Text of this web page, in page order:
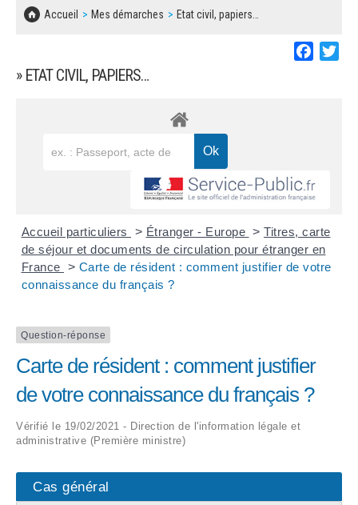
Accueil Mes démarches Etat civil, papiers…
» ETAT CIVIL, PAPIERS…
Accueil particuliers > Étranger - Europe > Titres, carte
de séjour et documents de circulation pour étranger en
France > Carte de résident : comment justifier de votre
connaissance du français ?
Question-réponse
Carte de résident : comment justifier
de votre connaissance du français ?
Vérifié le 19/02/2021 - Direction de l'information légale et
administrative (Première ministre)
Cas général
CONCERTATIONS PUBLIQUES
SOLIDARITÉ, LOGEMENT
SÉNIORS
DECHETS
SIGNALEMENTS
BESOIN D'UNE AIDE ?
LES ASSOCIATIONS
MARCHÉS PUBLICS
DOCUMENT D'INFORMATION COMMUNAL
REGLEMENT LOCAL DE PUBLICITÉ
DECLARATION DE DEMARCHAGE
DOSSIER DE DEMANDE DE SUBVENTION
DEMANDE DE PRÊT DE MATERIEL
ARRÊTÉS MUNICIPAUX
DÉLIBÉRATIONS